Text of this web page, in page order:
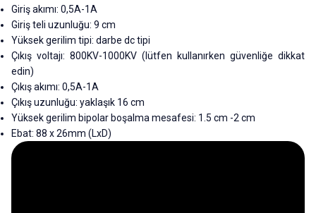
Giriş akımı: 0,5A-1A
Giriş teli uzunluğu: 9 cm
Yüksek gerilim tipi: darbe dc tipi
Çıkış voltajı: 800KV-1000KV (lütfen kullanırken güvenliğe dikkat
edin)
Çıkış akımı: 0,5A-1A
Çıkış uzunluğu: yaklaşık 16 cm
Yüksek gerilim bipolar boşalma mesafesi: 1.5 cm -2 cm
Ebat: 88 x 26mm (LxD)